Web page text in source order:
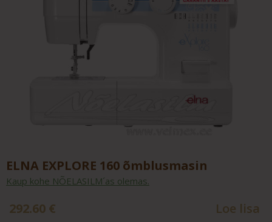
ELNA EXPLORE 160 õmblusmasin
Kaup kohe NÕELASILM´as olemas.
292.60 € Loe lisa